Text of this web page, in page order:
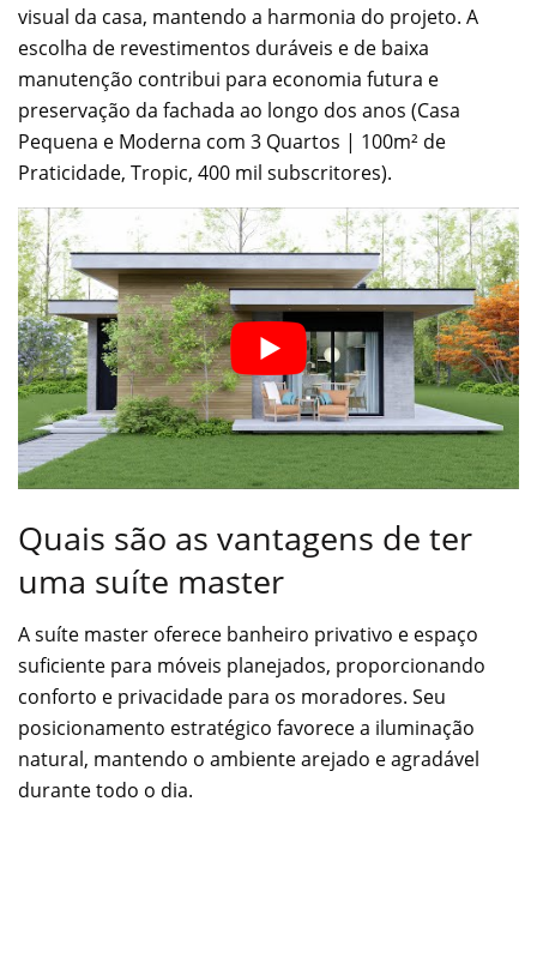
visual da casa, mantendo a harmonia do projeto. A
escolha de revestimentos duráveis e de baixa
manutenção contribui para economia futura e
preservação da fachada ao longo dos anos (Casa
Pequena e Moderna com 3 Quartos | 100m² de
Praticidade, Tropic, 400 mil subscritores).
Quais são as vantagens de ter
uma suíte master
A suíte master oferece banheiro privativo e espaço
suficiente para móveis planejados, proporcionando
conforto e privacidade para os moradores. Seu
posicionamento estratégico favorece a iluminação
natural, mantendo o ambiente arejado e agradável
durante todo o dia.